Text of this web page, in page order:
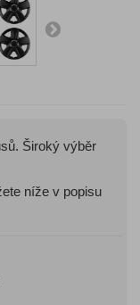
Široký výběr
níže v popisu